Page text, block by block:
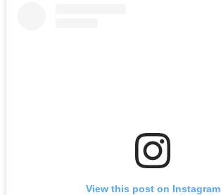
View this post on Instagram